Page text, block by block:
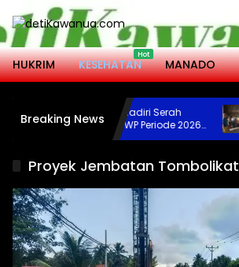
Langsung
ke
konten
HUKRIM
KESEHATAN MANADO
Breaking News
Kota Kotamobagu Hadiri Serah
Jabatan Ketua DWP Periode 2026-
Proyek Jembatan Tombolikat